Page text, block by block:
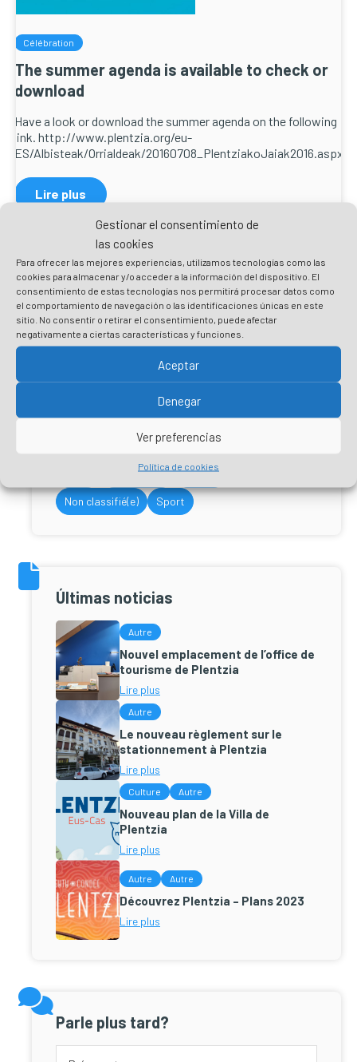
Gestionar el consentimiento de
las cookies
Para ofrecer las mejores experiencias, utilizamos tecnologías como las
cookies para almacenar y/o acceder a la información del dispositivo. El
consentimiento de estas tecnologías nos permitirá procesar datos como
el comportamiento de navegación o las identificaciones únicas en este
sitio. No consentir o retirar el consentimiento, puede afectar
negativamente a ciertas características y funciones.
Aceptar
Denegar
Ver preferencias
Política de cookies
Célébration
The summer agenda is available to check or
download
Have a look or download the summer agenda on the following
link. http://www.plentzia.org/eu-
ES/Albisteak/Orrialdeak/20160708_PlentziakoJaiak2016.aspx
Lire plus
Buscar
Célébration
Culture
Non classifié(e)
Sport
Últimas noticias
Autre
Nouvel emplacement de l’office de
tourisme de Plentzia
Lire plus
Autre
Le nouveau règlement sur le
stationnement à Plentzia
Lire plus
Culture Autre
Nouveau plan de la Villa de
Plentzia
Lire plus
Autre Autre
Découvrez Plentzia – Plans 2023
Lire plus
Parle plus tard?